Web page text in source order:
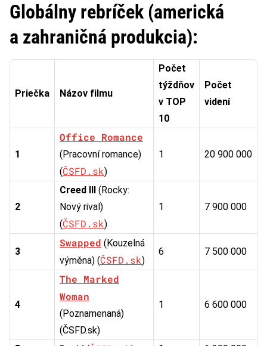
Globálny rebríček (americká
a zahraničná produkcia):
Priečka Názov filmu
Počet
týždňov
v TOP
10
Počet
videní
1
Office Romance
(Pracovní romance)
(ČSFD.sk)
1 20 900 000
2
Creed III (Rocky:
Nový rival)
(ČSFD.sk)
1 7 900 000
3
Swapped (Kouzelná
výměna) (ČSFD.sk)
6 7 500 000
4
The Marked
Woman
(Poznamenaná)
(ČSFD.sk)
1 6 600 000